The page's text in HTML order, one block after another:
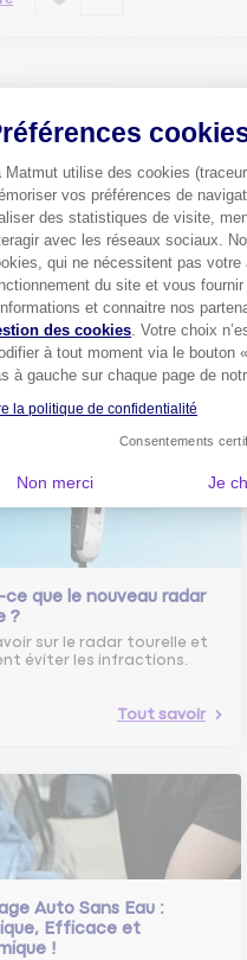
que le nouveau radar
?
sur le radar tourelle et
éviter les infractions.
Tout savoir
Auto Sans Eau :
Efficace et
!
Matmut utilise des cookies
vos préférences de
des statistiques de visite,
avec les réseaux sociaux.
qui ne nécessitent pas votre
du site et vous
et connaitre nos
des cookies . Votre choix
à tout moment via le bouton
à gauche sur chaque page de
la politique de confidentialité
Consentements
Non merci Je
Axeptio